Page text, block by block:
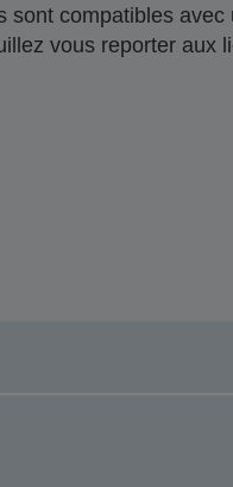
sont compatibles
vous reporter aux